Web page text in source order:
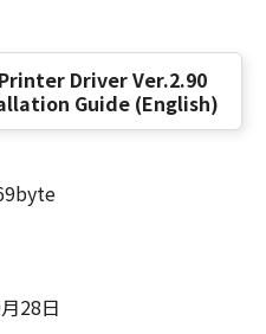
Driver Ver.2.90
Guide (English)
28日